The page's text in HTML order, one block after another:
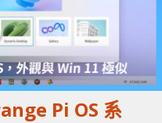
Pi OS 系